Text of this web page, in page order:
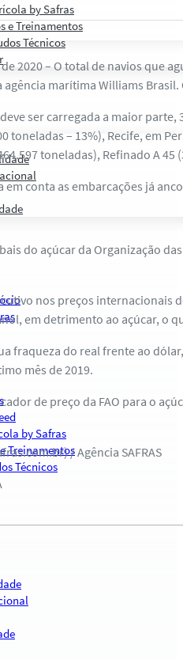
by Safras
e Treinamentos
Técnicos
by Safras
Treinamentos
Técnicos
2020 – O total de navios que
marítima Williams
ser carregada a maior
toneladas – 13%), Recife, em
toneladas), Refinado A
conta as embarcações já
do açúcar da Organização
nos preços internacionais
em detrimento ao açúcar, o
fraqueza do real frente ao
mês de 2019.
de preço da FAO para o
/ Agência SAFRAS